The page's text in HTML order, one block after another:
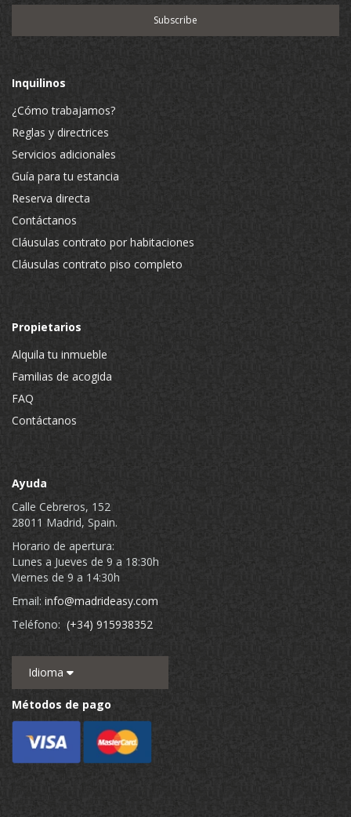
Inquilinos
¿Cómo trabajamos?
Reglas y directrices
Servicios adicionales
Guía para tu estancia
Reserva directa
Contáctanos
Cláusulas contrato por habitaciones
Cláusulas contrato piso completo
Propietarios
Alquila tu inmueble
Familias de acogida
FAQ
Contáctanos
Ayuda
Calle Cebreros, 152
28011 Madrid, Spain.
Horario de apertura:
Lunes a Jueves de 9 a 18:30h
Viernes de 9 a 14:30h
Email: info@madrideasy.com
Teléfono: (+34) 915938352
Idioma
Métodos de pago